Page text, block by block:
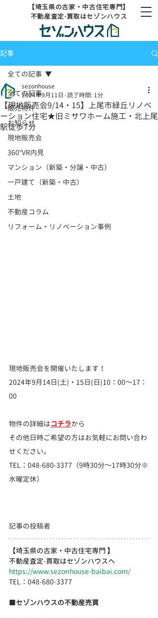
【埼玉県の古家・中古住宅専門】
不動産査定-買取はセゾンハウス
記事
全ての記事
販売物件
お知らせ
現地販売会
360°VR内見
マンション（新築・分譲・中古）
一戸建て（新築・中古）
土地
不動産コラム
リフォーム・リノベーション事例
全ての記事
【現地販売会9/14・15】上尾市緑丘リノベ
ーション住宅★旧ミサワホーム施工・北上尾
駅徒歩7分
sezonhouse
2024年9月11日 読了時間: 1分
現地販売会を開催いたします！
2024年9月14日(土)・15日(日)10：00～17：
00
物件の詳細はコチラから
その他日時ご希望の方はお気軽にお問い合わ
せください。
TEL：048-680-3377（9時30分～17時30分※
水曜定休）
記事の投稿者
【埼玉県の古家・中古住宅専門 】
不動産査定-買取はセゾンハウスへ
https://www.sezonhouse-baibai.com/
TEL：048-680-3377
■セゾンハウスの不動産売買